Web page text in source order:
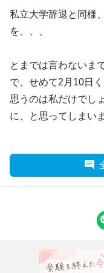
私立大学辞退と同様
を、、、
とまでは言わないま
で、せめて2月10日
思うのは私だけでし
に、と思ってしまい